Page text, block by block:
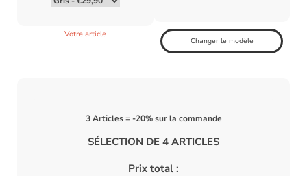
Votre article
Changer le modèle
SÉLECTION DE 4 ARTICLES
Prix total :
3 Articles = -20% sur la commande